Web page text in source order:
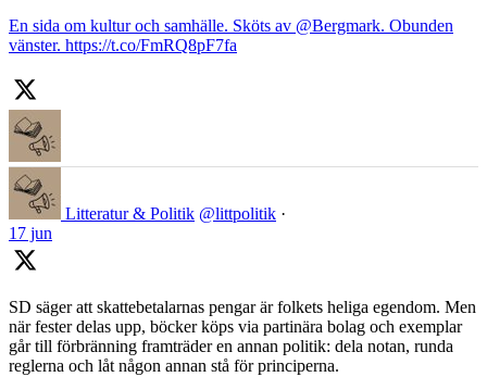
En sida om kultur och samhälle. Sköts av @Bergmark. Obunden
vänster. https://t.co/FmRQ8pF7fa
Litteratur & Politik @littpolitik ·
17 jun
SD säger att skattebetalarnas pengar är folkets heliga egendom. Men
när fester delas upp, böcker köps via partinära bolag och exemplar
går till förbränning framträder en annan politik: dela notan, runda
reglerna och låt någon annan stå för principerna.